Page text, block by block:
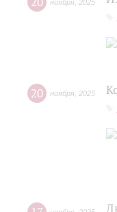
ноября 2025
20 ноября 2025